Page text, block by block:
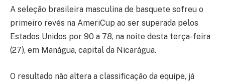
A seleção brasileira masculina de basquete sofreu o
primeiro revés na AmeriCup ao ser superada pelos
Estados Unidos por 90 a 78, na noite desta terça-feira
(27), em Manágua, capital da Nicarágua.
O resultado não altera a classificação da equipe, já